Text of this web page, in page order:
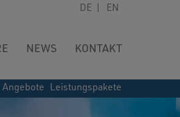
DE | EN
NEWS KONTAKT
Angebote Leistungspakete